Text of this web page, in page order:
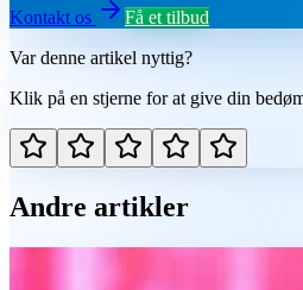
Kontakt os
Få et tilbud
Var denne artikel nyttig?
Klik på en stjerne for at give din
Andre artikler